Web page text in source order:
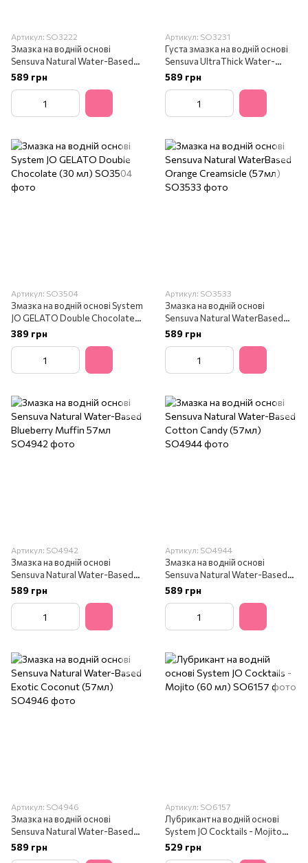
Артикул: SO3222
Змазка на водній основі
Sensuva Natural Water-Based
Watermelon (57мл)
589 грн
Артикул: SO3231
Густа змазка на водній основі
Sensuva UltraThick Water-
Based Strawberry (57 мл)
589 грн
Артикул: SO3504
Змазка на водній основі System
JO GELATO Double Chocolate
(30 мл)
389 грн
Артикул: SO3533
Змазка на водній основі
Sensuva Natural WaterBased
Orange Creamsicle (57мл)
589 грн
Артикул: SO4942
Змазка на водній основі
Sensuva Natural Water-Based
Blueberry Muffin 57мл
589 грн
Артикул: SO4944
Змазка на водній основі
Sensuva Natural Water-Based
Cotton Candy (57мл)
589 грн
Артикул: SO4946
Змазка на водній основі
Sensuva Natural Water-Based
Exotic Coconut (57мл)
589 грн
Артикул: SO6157
Лубрикант на водній основі
System JO Cocktails - Mojito
(60 мл)
529 грн